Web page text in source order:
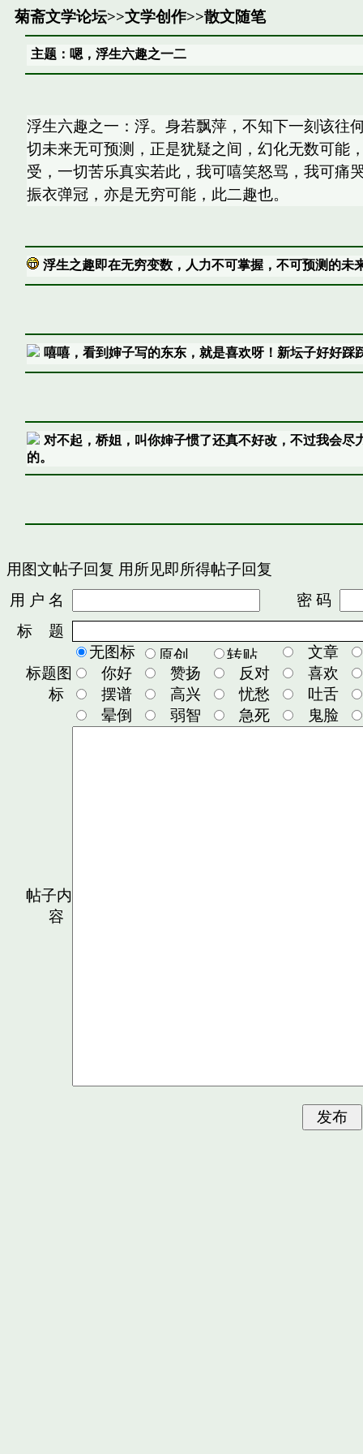
菊斋文学论坛>>文学创作>>散文随笔
主题：嗯，浮生六趣之一二
浮生六趣之一：浮。身若飘萍，不知下一刻该往
切未来无可预测，正是犹疑之间，幻化无数可能
受，一切苦乐真实若此，我可嘻笑怒骂，我可痛
振衣弹冠，亦是无穷可能，此二趣也。
浮生之趣即在无穷变数，人力不可掌握，不可预测的未
嘻嘻，看到婶子写的东东，就是喜欢呀！新坛子好好踩
对不起，桥姐，叫你婶子惯了还真不好改，不过我会尽
的。
用图文帖子回复 用所见即所得帖子回复
用 户 名
密 码
标 题
标题图
标
无图标
文章
你好
赞扬 反对
喜欢
摆谱
高兴 忧愁
吐舌
晕倒
弱智 急死 鬼脸
帖子内
容